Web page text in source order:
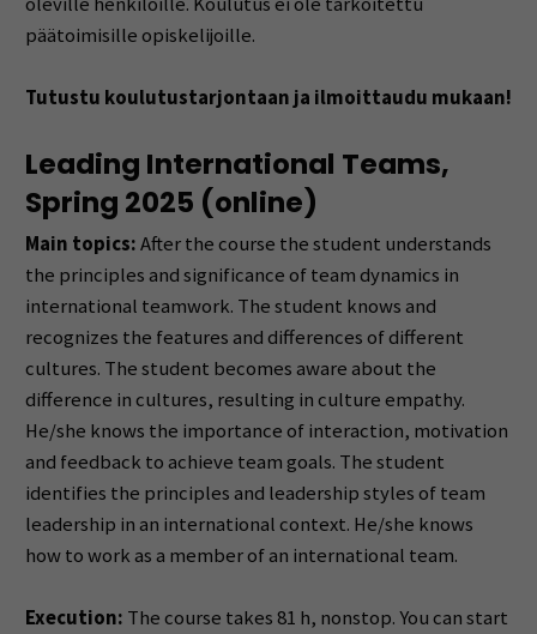
päätoimisille opiskelijoille.
Tutustu koulutustarjontaan ja ilmoittaudu mukaan!
Leading International Teams,
Spring 2025 (online)
Main topics:After the course the student understands
the principles and significance of team dynamics in
international teamwork. The student knows and
recognizes the features and differences of different
cultures. The student becomes aware about the
difference in cultures, resulting in culture empathy.
He/she knows the importance of interaction, motivation
and feedback to achieve team goals. The student
identifies the principles and leadership styles of team
leadership in an international context. He/she knows
how to work as a member of an international team.
Execution: The course takes 81 h, nonstop. You can start